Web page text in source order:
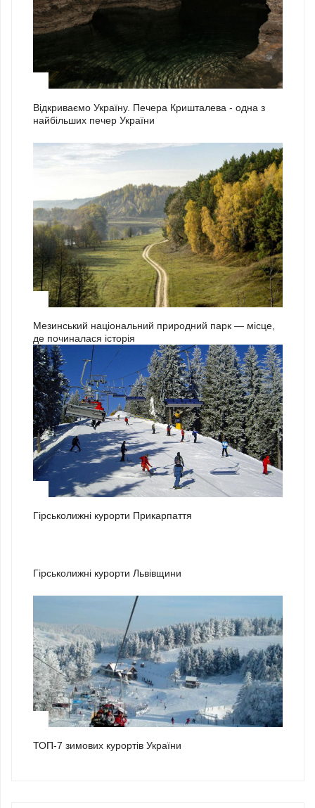
Відкриваємо Україну. Печера Кришталева - одна з
найбільших печер України
Мезинський національний природний парк — місце,
де починалася історія
Гірськолижні курорти Прикарпаття
Гірськолижні курорти Львівщини
ТОП-7 зимових курортів України